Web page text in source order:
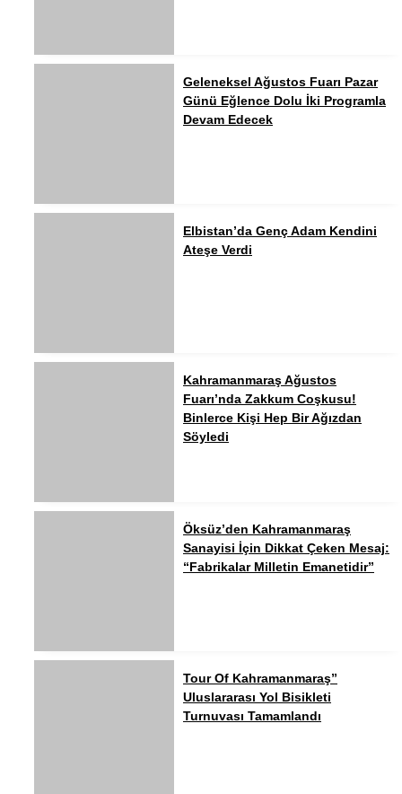
Geleneksel Ağustos Fuarı Pazar
Günü Eğlence Dolu İki Programla
Devam Edecek
Elbistan’da Genç Adam Kendini
Ateşe Verdi
Kahramanmaraş Ağustos
Fuarı’nda Zakkum Coşkusu!
Binlerce Kişi Hep Bir Ağızdan
Söyledi
Öksüz’den Kahramanmaraş
Sanayisi İçin Dikkat Çeken Mesaj:
“Fabrikalar Milletin Emanetidir”
Tour Of Kahramanmaraş”
Uluslararası Yol Bisikleti
Turnuvası Tamamlandı